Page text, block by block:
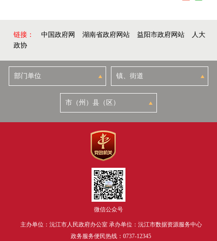
链接： 中国政府网 湖南省政府网站 益阳市政府网站
人大
政协
微信公众号
主办单位：沅江市人民政府办公室 承办单位：沅江市数据资源服务中心
政务服务便民热线：0737-12345